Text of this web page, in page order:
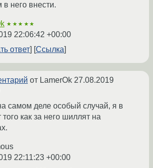
в него внести.
★★★★★
22:06:42 +00:00
ответ
Ссылка
от LamerOk 27.08.2019
самом деле особый случай, я в
того как за него шиллят на
22:11:23 +00:00